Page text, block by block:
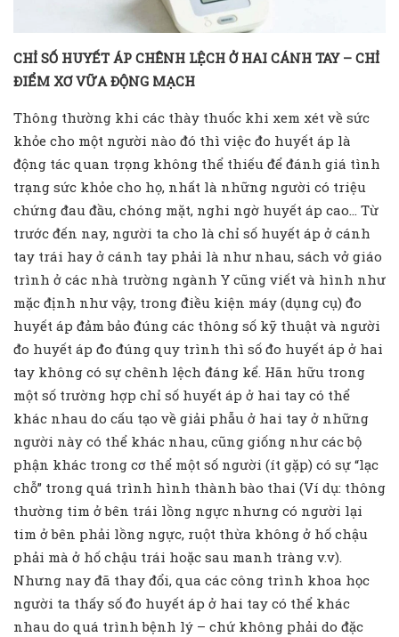
CHỈ SỐ HUYẾT ÁP CHÊNH LỆCH Ở HAI CÁNH TAY – CHỈ
ĐIỂM XƠ VỮA ĐỘNG MẠCH
Thông thường khi các thày thuốc khi xem xét về sức
khỏe cho một người nào đó thì việc đo huyết áp là
động tác quan trọng không thể thiếu để đánh giá tình
trạng sức khỏe cho họ, nhất là những người có triệu
chứng đau đầu, chóng mặt, nghi ngờ huyết áp cao… Từ
trước đến nay, người ta cho là chỉ số huyết áp ở cánh
tay trái hay ở cánh tay phải là như nhau, sách vở giáo
trình ở các nhà trường ngành Y cũng viết và hình như
mặc định như vậy, trong điều kiện máy (dụng cụ) đo
huyết áp đảm bảo đúng các thông số kỹ thuật và người
đo huyết áp đo đúng quy trình thì số đo huyết áp ở hai
tay không có sự chênh lệch đáng kể. Hãn hữu trong
một số trường hợp chỉ số huyết áp ở hai tay có thể
khác nhau do cấu tạo về giải phẫu ở hai tay ở những
người này có thể khác nhau, cũng giống như các bộ
phận khác trong cơ thể một số người (ít gặp) có sự “lạc
chỗ” trong quá trình hình thành bào thai (Ví dụ: thông
thường tim ở bên trái lồng ngực nhưng có người lại
tim ở bên phải lồng ngực, ruột thừa không ở hố chậu
phải mà ở hố chậu trái hoặc sau manh tràng v.v).
Nhưng nay đã thay đổi, qua các công trình khoa học
người ta thấy số đo huyết áp ở hai tay có thể khác
nhau do quá trình bệnh lý – chứ không phải do đặc